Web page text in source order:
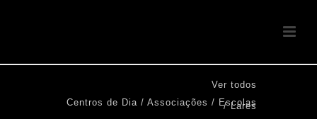
Ver todos
Centros de Dia / Associações / Escolas
/ Lares